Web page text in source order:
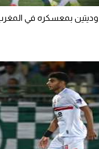
بمعسكره في